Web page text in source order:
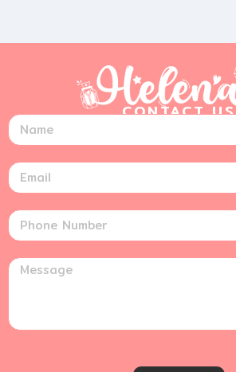
CONTACT US